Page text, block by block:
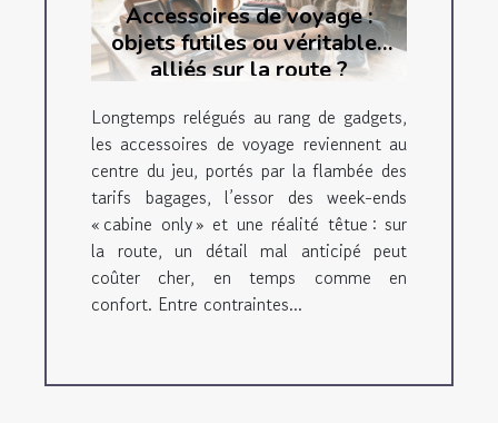
Accessoires de voyage :
objets futiles ou véritables
alliés sur la route ?
Longtemps relégués au rang de gadgets,
les accessoires de voyage reviennent au
centre du jeu, portés par la flambée des
tarifs bagages, l’essor des week-ends
« cabine only » et une réalité têtue : sur
la route, un détail mal anticipé peut
coûter cher, en temps comme en
confort. Entre contraintes...